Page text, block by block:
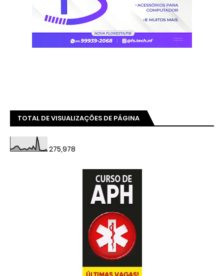
TOTAL DE VISUALIZAÇÕES DE PÁGINA
275,978